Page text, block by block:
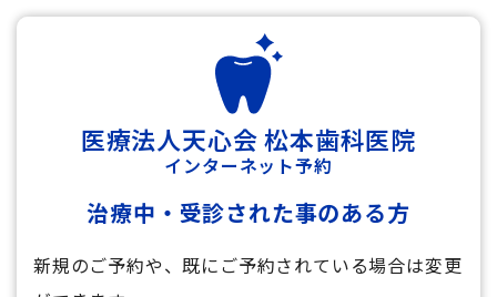
医療法人天心会 松本歯科医院
インターネット予約
治療中・受診された事のある方
新規のご予約や、既にご予約されている場合は変更